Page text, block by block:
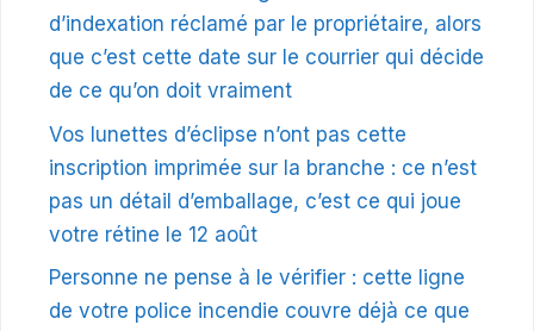
d’indexation réclamé par le propriétaire, alors
que c’est cette date sur le courrier qui décide
de ce qu’on doit vraiment
Vos lunettes d’éclipse n’ont pas cette
inscription imprimée sur la branche : ce n’est
pas un détail d’emballage, c’est ce qui joue
votre rétine le 12 août
Personne ne pense à le vérifier : cette ligne
de votre police incendie couvre déjà ce que